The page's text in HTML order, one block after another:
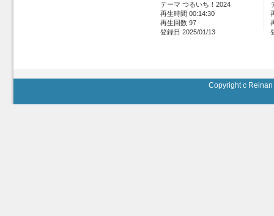
テーマ つるいち！2024
再生時間 00:14:30
再生回数 97
登録日 2025/01/13
Copyright c